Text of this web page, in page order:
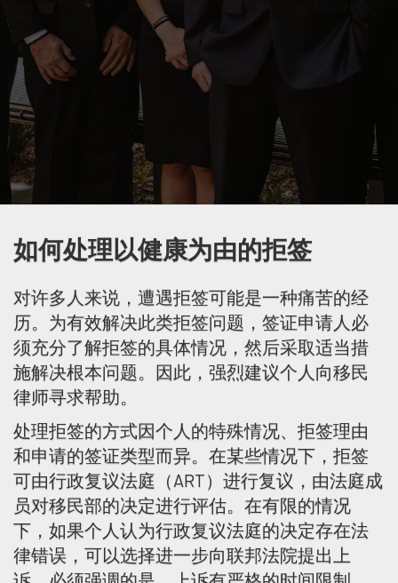
如何处理以健康为由的拒签
对许多人来说，遭遇拒签可能是一种痛苦的经
历。为有效解决此类拒签问题，签证申请人必
须充分了解拒签的具体情况，然后采取适当措
施解决根本问题。因此，强烈建议个人向移民
律师寻求帮助。
处理拒签的方式因个人的特殊情况、拒签理由
和申请的签证类型而异。在某些情况下，拒签
可由行政复议法庭（ART）进行复议，由法庭成
员对移民部的决定进行评估。在有限的情况
下，如果个人认为行政复议法庭的决定存在法
律错误，可以选择进一步向联邦法院提出上